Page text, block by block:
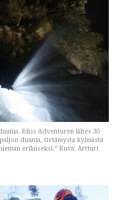
Bliss Adventuren lähes 30
duunia, tietämysta kylmästä
erilaiseksi.” Kuva: Artturi